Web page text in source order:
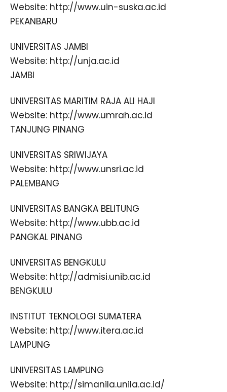
Website: http://www.uin-suska.ac.id
PEKANBARU
UNIVERSITAS JAMBI
Website: http://unja.ac.id
JAMBI
UNIVERSITAS MARITIM RAJA ALI HAJI
Website: http://www.umrah.ac.id
TANJUNG PINANG
UNIVERSITAS SRIWIJAYA
Website: http://www.unsri.ac.id
PALEMBANG
UNIVERSITAS BANGKA BELITUNG
Website: http://www.ubb.ac.id
PANGKAL PINANG
UNIVERSITAS BENGKULU
Website: http://admisi.unib.ac.id
BENGKULU
INSTITUT TEKNOLOGI SUMATERA
Website: http://www.itera.ac.id
LAMPUNG
UNIVERSITAS LAMPUNG
Website: http://simanila.unila.ac.id/